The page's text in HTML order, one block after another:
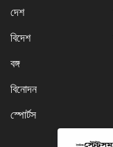
দেশ
বিদেশ
বঙ্গ
বিনোদন
স্পোর্টস